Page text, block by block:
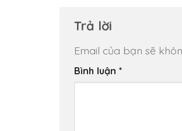
Trả lời
Email của bạn sẽ
Bình luận *